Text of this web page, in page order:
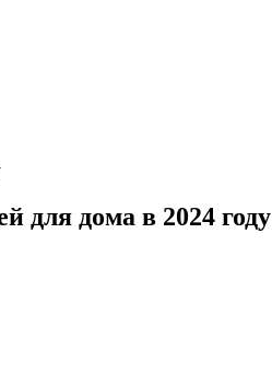
для дома в 2024 году